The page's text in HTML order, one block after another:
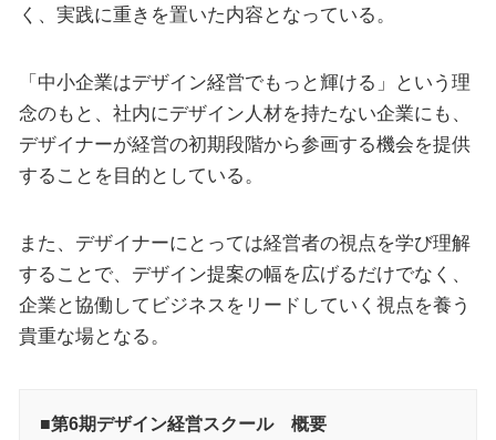
く、実践に重きを置いた内容となっている。
「中小企業はデザイン経営でもっと輝ける」という理
念のもと、社内にデザイン人材を持たない企業にも、
デザイナーが経営の初期段階から参画する機会を提供
することを目的としている。
また、デザイナーにとっては経営者の視点を学び理解
することで、デザイン提案の幅を広げるだけでなく、
企業と協働してビジネスをリードしていく視点を養う
貴重な場となる。
■第6期デザイン経営スクール 概要